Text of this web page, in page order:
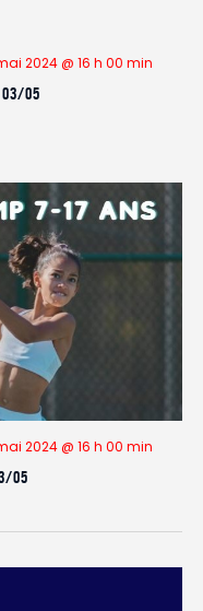
05
2024 @ 16 h 00 min
05
2024 @ 16 h 00 min